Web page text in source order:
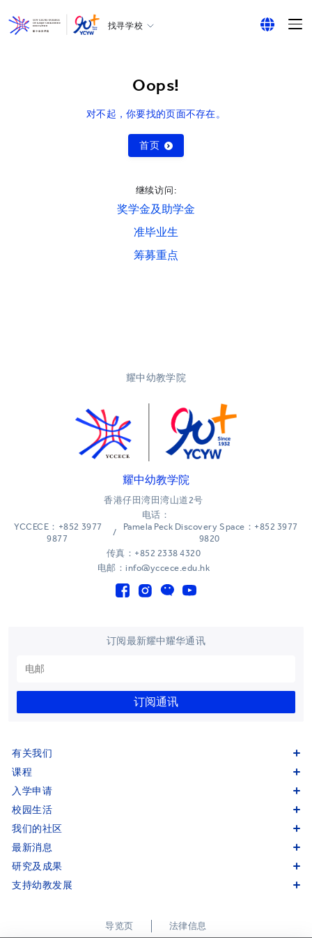
找寻学校
Oops!
对不起，你要找的页面不存在。
首页
继续访问:
奖学金及助学金
准毕业生
筹募重点
耀中幼教学院
耀中幼教学院
香港仔田湾田湾山道2号
电话：
YCCECE：+852 3977
9877
/
Pamela Peck Discovery Space：+852 3977
9820
传真：+852 2338 4320
电邮：info@yccece.edu.hk
订阅最新耀中耀华通讯
订阅通讯
有关我们
课程
入学申请
校园生活
我们的社区
最新消息
研究及成果
支持幼教发展
导览页 法律信息